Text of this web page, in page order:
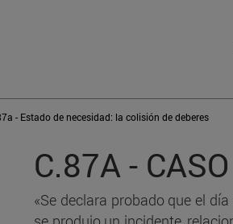
- Estado de necesidad: la colisión de deberes
C.87A -
«Se declara probado que el